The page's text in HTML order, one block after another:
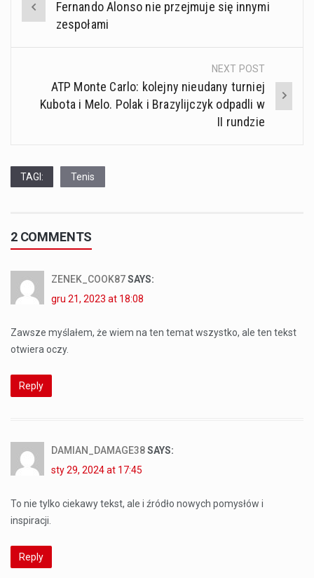
navigation
Fernando Alonso nie przejmuje się innymi
zespołami
NEXT POST
ATP Monte Carlo: kolejny nieudany turniej
Kubota i Melo. Polak i Brazylijczyk odpadli w
II rundzie
TAGI: Tenis
2 COMMENTS
ZENEK_COOK87SAYS:
gru 21, 2023 at 18:08
Zawsze myślałem, że wiem na ten temat wszystko, ale ten tekst
otwiera oczy.
Reply
DAMIAN_DAMAGE38SAYS:
sty 29, 2024 at 17:45
To nie tylko ciekawy tekst, ale i źródło nowych pomysłów i
inspiracji.
Reply